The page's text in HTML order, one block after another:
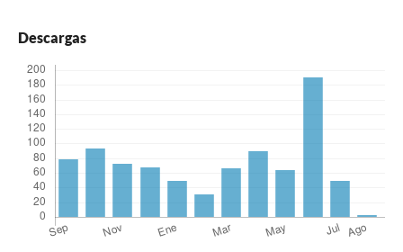
Descargas